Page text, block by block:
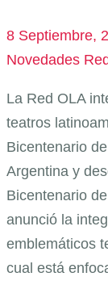
8 Septiembre,
Novedades
La Red OLA
teatros
Bicentenario
Argentina y
Bicentenario
anunció la
emblemáticos
cual está